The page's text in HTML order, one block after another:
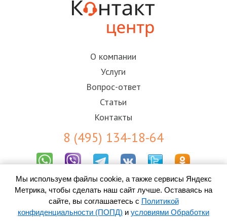
О компании
Услуги
Вопрос-ответ
Статьи
Контакты
8 (495) 134-18-64
Результаты СОУТ
Пользовательское соглашение
Политика конфиденциальности (ПОПД)
Согласие на обработку персональных данных
Мы используем файлы cookie, а также сервисы Яндекс
Метрика, чтобы сделать наш сайт лучше. Оставаясь на
сайте, вы соглашаетесь с Политикой
конфиденциальности (ПОПД) и условиями Обработки